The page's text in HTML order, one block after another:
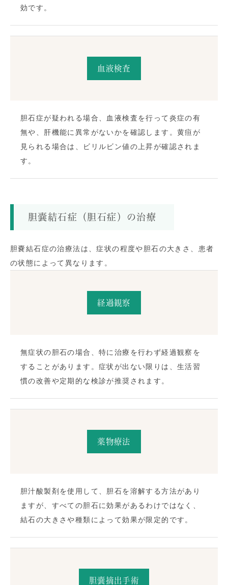
効です。
血液検査
胆石症が疑われる場合、血液検査を行って炎症の有
無や、肝機能に異常がないかを確認します。黄疸が
見られる場合は、ビリルビン値の上昇が確認されま
す。
胆嚢結石症（胆石症）の治療
胆嚢結石症の治療法は、症状の程度や胆石の大きさ、患者
の状態によって異なります。
経過観察
無症状の胆石の場合、特に治療を行わず経過観察を
することがあります。症状が出ない限りは、生活習
慣の改善や定期的な検診が推奨されます。
薬物療法
胆汁酸製剤を使用して、胆石を溶解する方法があり
ますが、すべての胆石に効果があるわけではなく、
結石の大きさや種類によって効果が限定的です。
胆嚢摘出手術